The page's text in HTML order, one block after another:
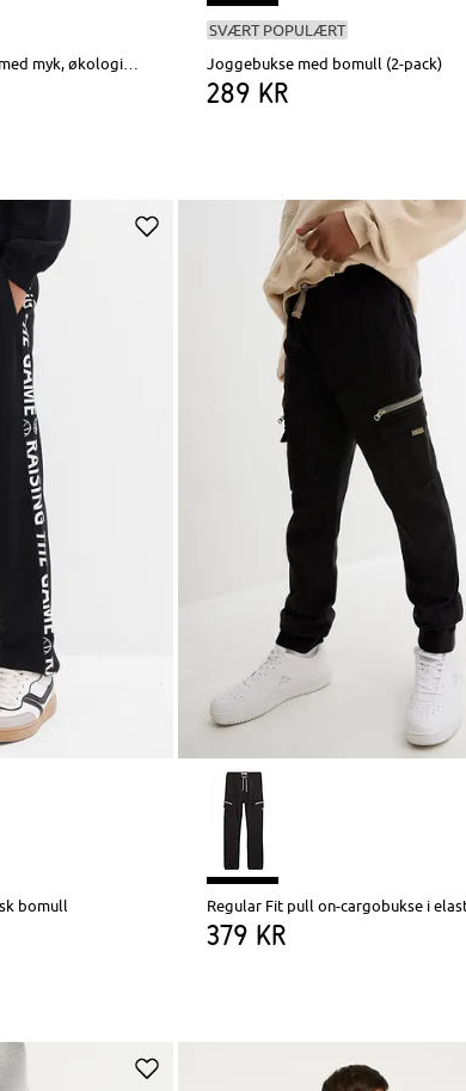
Joggebukse i vid passform med myk, økologisk bomull (2-pack)
SVÆRT POPULÆRT
Joggebukse med bomull (2-pack)
289 kr
bomull
379 kr